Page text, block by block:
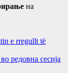
на
e rregullt të
сесија